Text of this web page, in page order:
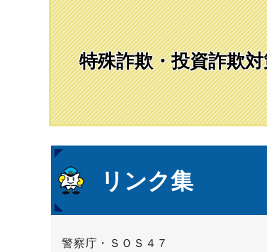
特殊詐欺・投資詐欺
文
リンク集
警察庁・ＳＯＳ４７